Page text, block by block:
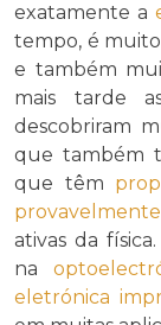
exatamente a
tempo, é
e também
mais tarde
descobriram
que também
que têm
provavelmente
ativas da
na
eletrónica